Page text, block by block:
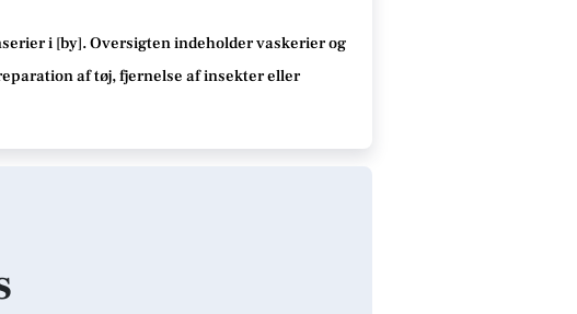
i [by].Oversigten indeholder vaskerier og
af tøj, fjernelse af insekter eller